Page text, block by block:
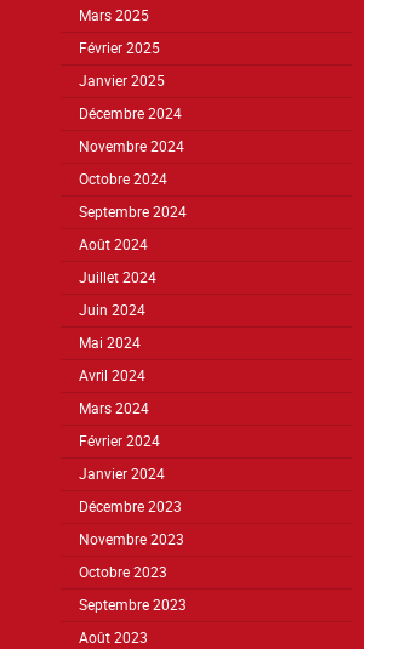
Mars 2025
Février 2025
Janvier 2025
Décembre 2024
Novembre 2024
Octobre 2024
Septembre 2024
Août 2024
Juillet 2024
Juin 2024
Mai 2024
Avril 2024
Mars 2024
Février 2024
Janvier 2024
Décembre 2023
Novembre 2023
Octobre 2023
Septembre 2023
Août 2023